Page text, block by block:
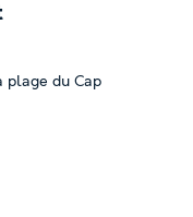
du Cap